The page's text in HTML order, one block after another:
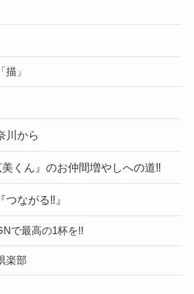
」
川から
美くん』のお仲間増やしへの道‼
ながる‼』
で最高の1杯を!!
楽部